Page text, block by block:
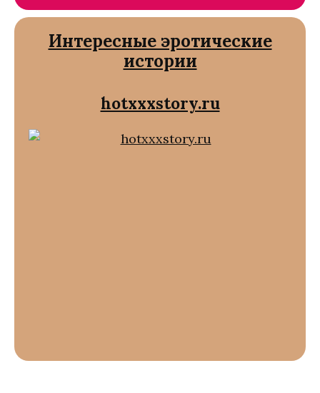
Интересные эротические
истории
hotxxxstory.ru